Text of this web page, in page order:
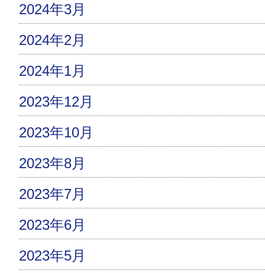
2024年3月
2024年2月
2024年1月
2023年12月
2023年10月
2023年8月
2023年7月
2023年6月
2023年5月